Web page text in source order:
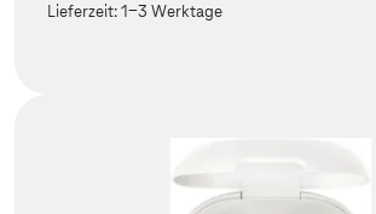
Lieferzeit:1-3 Werktage